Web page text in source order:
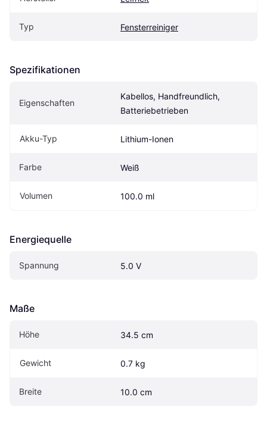
Typ Fensterreiniger
Spezifikationen
Eigenschaften
Kabellos, Handfreundlich,
Batteriebetrieben
Akku-Typ Lithium-Ionen
Farbe Weiß
Volumen 100.0 ml
Energiequelle
Spannung 5.0 V
Maße
Höhe 34.5 cm
Gewicht 0.7 kg
Breite 10.0 cm